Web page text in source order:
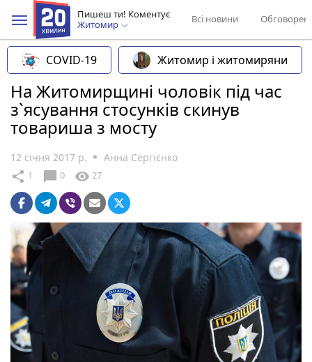
Пишеш ти! Коментує
Житомир
Всі новини
COVID-19 Житомир і житомиряни
На Житомирщині чоловік під час
з`ясування стосунків скинув
товариша з мосту
12 січня 2017 р. Анна Сергієнко
share 1 chat_bubble 0 visibility 27